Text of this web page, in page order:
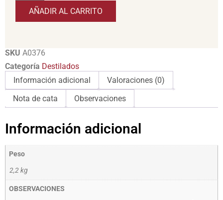
AÑADIR AL CARRITO
SKU A0376
Categoría Destilados
Información adicional
Valoraciones (0)
Nota de cata
Observaciones
Información adicional
Peso
2,2 kg
OBSERVACIONES